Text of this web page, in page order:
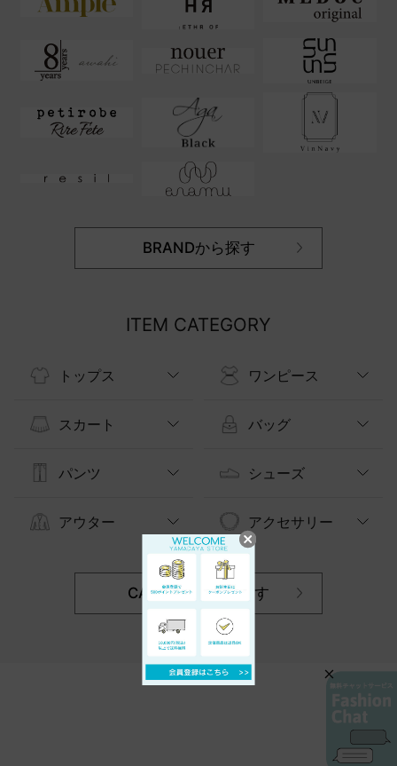
BRANDから探す
ITEM CATEGORY
トップス
スカート
パンツ
アウター
ワンピース
バッグ
シューズ
アクセサリー
CATEGORYから探す